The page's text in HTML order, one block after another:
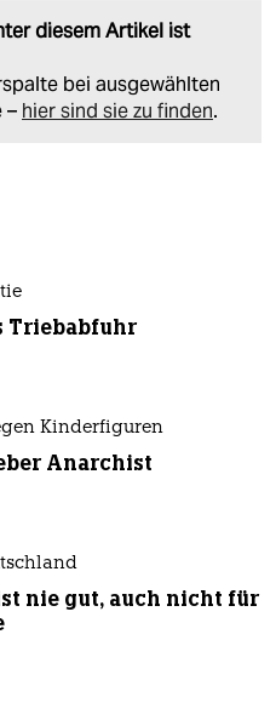
diesem Artikel ist
bei ausgewählten
– hier sind sie zu finden.
Triebabfuhr
Kinderfiguren
Anarchist
nie gut, auch nicht für